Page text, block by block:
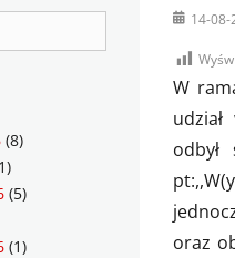
Posted
14-08-
W
odbył
oraz
(8)
(5)
(1)